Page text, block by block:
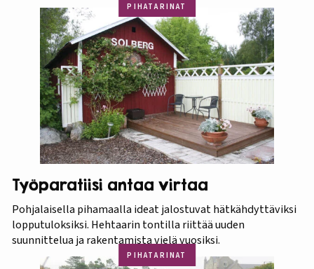
PIHATARINAT
Työparatiisi antaa virtaa
Pohjalaisella pihamaalla ideat jalostuvat hätkähdyttäviksi
lopputuloksiksi. Hehtaarin tontilla riittää uuden
suunnittelua ja rakentamista vielä vuosiksi.
PIHATARINAT